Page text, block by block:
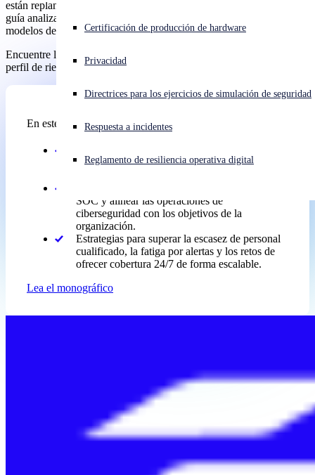
¿Está sufriendo un ciberataque? Obtenga ayuda ahora mismo
Open search
Open language switcher
Certificación de producción de hardware
Privacidad
Directrices para los ejercicios de simulación de seguridad
Respuesta a incidentes
Reglamento de resiliencia operativa digital
están replanteando cómo ampliar sus operaciones de seguridad. Esta
guía analiza las ventajas, los inconvenientes y las concesiones de los
modelos de SOC internos, híbridos y externalizados.
Encuentre la estrategia de SOC que se adapte a sus necesidades, su
perfil de riesgo y los recursos disponibles.
En este monográfico aprenderá:
internos, híbridos y totalmente externalizados, y
SOC y alinear las operaciones de
ciberseguridad con los objetivos de la
organización.
Estrategias para superar la escasez de personal
cualificado, la fatiga por alertas y los retos de
ofrecer cobertura 24/7 de forma escalable.
Lea el monográfico